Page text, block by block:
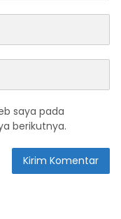
saya pada
berikutnya.